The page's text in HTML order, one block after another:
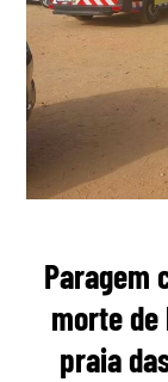
Paragem
morte de
praia